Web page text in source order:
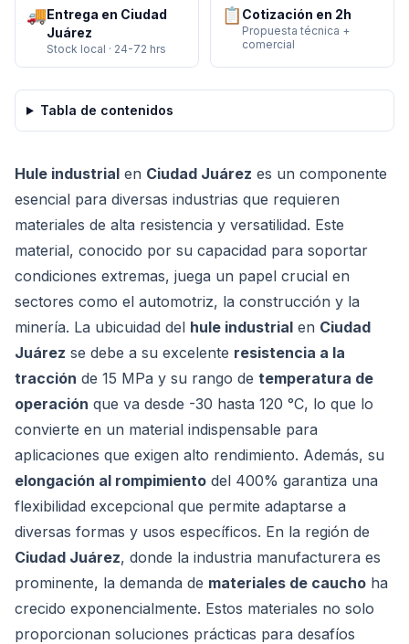
🚚Entrega en Ciudad
Juárez
Stock local · 24-72 hrs
📋 Cotización en 2h
Propuesta técnica +
comercial
Tabla de contenidos
Hule industrial en Ciudad Juárez es un componente
esencial para diversas industrias que requieren
materiales de alta resistencia y versatilidad. Este
material, conocido por su capacidad para soportar
condiciones extremas, juega un papel crucial en
sectores como el automotriz, la construcción y la
minería. La ubicuidad del hule industrial en Ciudad
Juárez se debe a su excelente resistencia a la
tracción de 15 MPa y su rango de temperatura de
operación que va desde -30 hasta 120 °C, lo que lo
convierte en un material indispensable para
aplicaciones que exigen alto rendimiento. Además, su
elongación al rompimiento del 400% garantiza una
flexibilidad excepcional que permite adaptarse a
diversas formas y usos específicos. En la región de
Ciudad Juárez, donde la industria manufacturera es
prominente, la demanda de materiales de caucho ha
crecido exponencialmente. Estos materiales no solo
proporcionan soluciones prácticas para desafíos